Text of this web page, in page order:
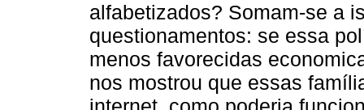
alfabetizados? Somam-se a
questionamentos: se essa
menos favorecidas
nos mostrou que essas